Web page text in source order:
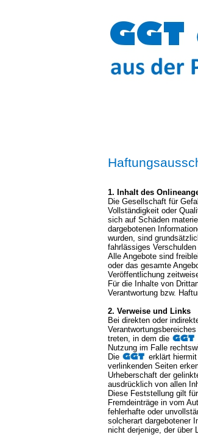
1. Inhalt des
Die Gesellschaft für
Vollständigkeit oder
sich auf Schäden
dargebotenen
wurden, sind
fahrlässiges
Alle Angebote sind
oder das gesamte
Veröffentlichung
Für die Inhalte von
Verantwortung bzw.
2. Verweise und Links
Bei direkten oder
treten, in dem die
Nutzung im Falle
Die
erklärt
verlinkenden Seiten
Urheberschaft der
ausdrücklich von allen
Diese Feststellung gilt
Fremdeinträge in vom
fehlerhafte oder
solcherart dargebotener
nicht derjenige, der über